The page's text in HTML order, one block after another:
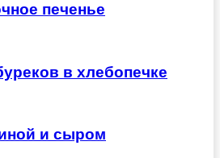
печенье
в хлебопечке
и сыром